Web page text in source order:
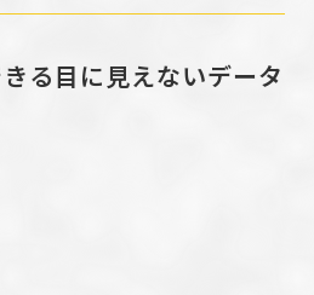
る目に見えないデータ